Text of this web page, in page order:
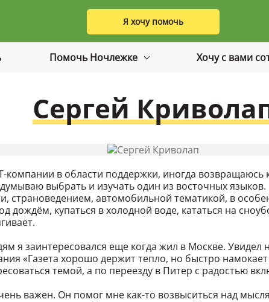
Я хочу помочь
Помочь Ночлежке Хочу с вами
Сергей
в области поддержки, иногда возвращаюсь
выбрать и изучать один из восточных
автомобильной тематикой, в
дождём, купаться в холодной воде, кататься на
заинтересовался еще когда жил в Москве. Увидел
«Газета хорошо держит тепло, но быстро
темой, а по переезду в Питер с радостью
важен. Он помог мне как-то возвыситься над